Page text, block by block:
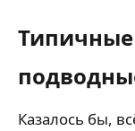
Казалось бы,